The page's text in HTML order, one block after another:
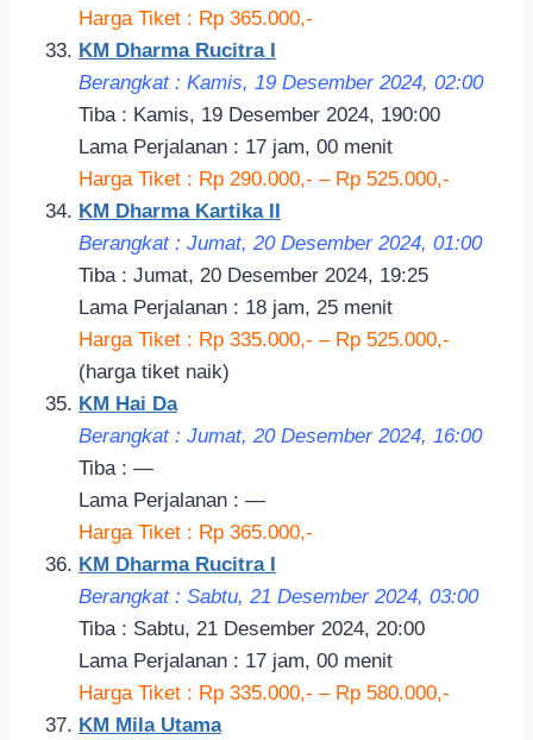
Harga Tiket : Rp 365.000,-
KM Dharma Rucitra I
Berangkat : Kamis, 19 Desember 2024, 02:00
Tiba : Kamis, 19 Desember 2024, 190:00
Lama Perjalanan : 17 jam, 00 menit
Harga Tiket : Rp 290.000,- – Rp 525.000,-
KM Dharma Kartika II
Berangkat : Jumat, 20 Desember 2024, 01:00
Tiba : Jumat, 20 Desember 2024, 19:25
Lama Perjalanan : 18 jam, 25 menit
Harga Tiket : Rp 335.000,- – Rp 525.000,-
(harga tiket naik)
KM Hai Da
Berangkat : Jumat, 20 Desember 2024, 16:00
Tiba : —
Lama Perjalanan : —
Harga Tiket : Rp 365.000,-
KM Dharma Rucitra I
Berangkat : Sabtu, 21 Desember 2024, 03:00
Tiba : Sabtu, 21 Desember 2024, 20:00
Lama Perjalanan : 17 jam, 00 menit
Harga Tiket : Rp 335.000,- – Rp 580.000,-
KM Mila Utama